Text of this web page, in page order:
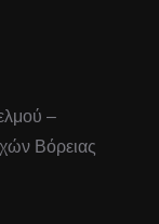
–
Βόρειας